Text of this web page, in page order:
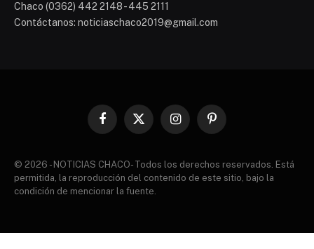
Chaco (0362) 442 2148 - 445 2111
Contáctanos: noticiaschaco2019@gmail.com
Facebook
X
InstagramPinterest
© 2026 - NOTICIAS CHACO- Todos los derechos reservados. Está
permitida, la reproducción del contenido de este sitio, bajo la
condición de mencionar la fuente.